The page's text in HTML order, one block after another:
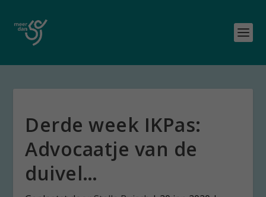
Derde week IKPas:
Advocaatje van de
duivel…